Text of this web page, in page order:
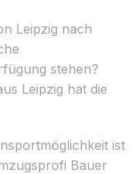
Leipzig nach
stehen?
Leipzig hat die
ist
Bauer